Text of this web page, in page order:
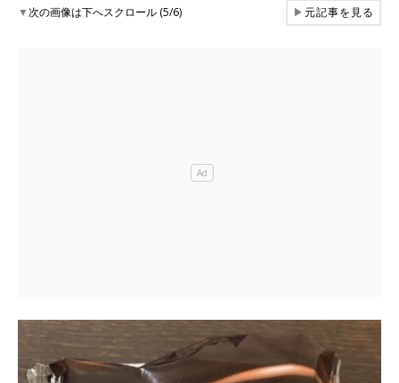
▼次の画像は下へスクロール (5/6) ▶元記事を見る